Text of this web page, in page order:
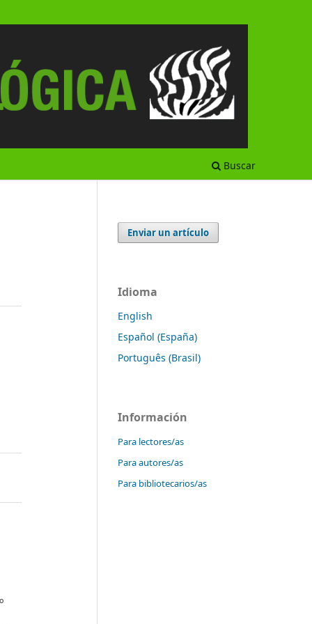
Buscar
Enviar un artículo
Idioma
English
Español (España)
Português (Brasil)
Información
Para lectores/as
Para autores/as
Para bibliotecarios/as